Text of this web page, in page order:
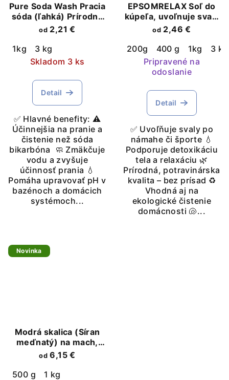
Pure Soda Wash Pracia
sóda (ľahká) Prírodná
sóda na pranie a
úpravu pH
od 2,21 €
1kg
3 kg
Skladom 3 ks
Detail
✅ Hlavné benefity: ⚠️
Účinnejšia na pranie a
čistenie než sóda
bikarbóna 🧼 Zmäkčuje
vodu a zvyšuje
účinnosť prania 💧
Pomáha upravovať pH v
bazénoch a domácich
systémoch...
EPSOMRELAX Soľ do
kúpeľa, uvoľnuje svaly
a ekologický čistí
domacnosť
od 2,46 €
200g
400 g 1kg
3 kg
Pripravené na
odoslanie
Detail
✅ Uvoľňuje svaly po
námahe či športe 💧
Podporuje detoxikáciu
tela a relaxáciu 🌿
Prírodná, potravinárska
kvalita – bez prísad ♻️
Vhodná aj na
ekologické čistenie
domácnosti 🐚...
Novinka
Modrá skalica (Síran
meďnatý) na mach,
riasy a ochranu dreva
od 6,15 €
500 g
1 kg